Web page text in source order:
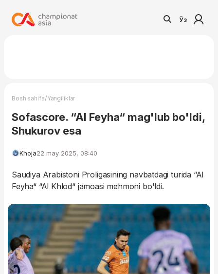
Ўз
Bosh sahifa/Yangiliklar
Sofascore. “Al Feyha“ mag'lub bo'ldi,
Shukurov esa
Khoja22 may 2025, 08:40
Saudiya Arabistoni Proligasining navbatdagi turida “Al
Feyha“ “Al Khlod“ jamoasi mehmoni bo'ldi.